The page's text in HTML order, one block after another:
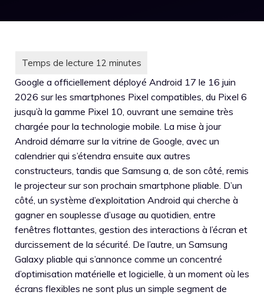
Google a officiellement déployé Android 17 le 16 juin
2026 sur les smartphones Pixel compatibles, du Pixel 6
jusqu’à la gamme Pixel 10, ouvrant une semaine très
chargée pour la technologie mobile. La mise à jour
Android démarre sur la vitrine de Google, avec un
calendrier qui s’étendra ensuite aux autres
constructeurs, tandis que Samsung a, de son côté, remis
le projecteur sur son prochain smartphone pliable. D’un
côté, un système d’exploitation Android qui cherche à
gagner en souplesse d’usage au quotidien, entre
fenêtres flottantes, gestion des interactions à l’écran et
durcissement de la sécurité. De l’autre, un Samsung
Galaxy pliable qui s’annonce comme un concentré
d’optimisation matérielle et logicielle, à un moment où les
écrans flexibles ne sont plus un simple segment de